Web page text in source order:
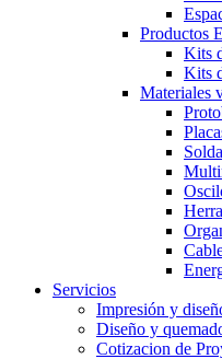
Productos
Kits
Kits
Materiales
Servicios
Impresión y
Diseño y
Cotizacion de